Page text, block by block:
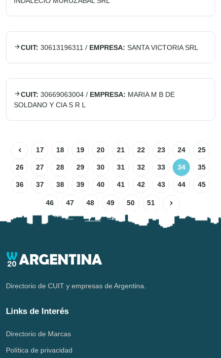
CUIT: 30613196311 / EMPRESA: SANTA VICTORIA SRL
CUIT: 30669063004 / EMPRESA: MARIA M B DE
SOLDANO Y CIA S R L
17 18 19 20 21 22 23 24 25
26 27 28 29 30 31 32 33 34 35
36 37 38 39 40 41 42 43 44 45
46 47 48 49 50 51
Directorio de CUIT y empresas de Argentina.
Links de Interés
Directorio de Marcas
Política de privacidad